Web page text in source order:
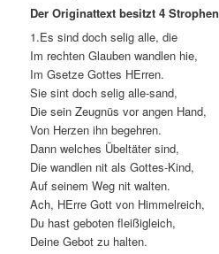
Der Originattext besitzt 4 Strophen
1.Es sind doch selig alle, die
Im rechten Glauben wandlen hie,
Im Gsetze Gottes HErren.
Sie sint doch selig alle-sand,
Die sein Zeugnüs vor angen Hand,
Von Herzen ihn begehren.
Dann welches Übeltäter sind,
Die wandlen nit als Gottes-Kind,
Auf seinem Weg nit walten.
Ach, HErre Gott von Himmelreich,
Du hast geboten fleißigleich,
Deine Gebot zu halten.